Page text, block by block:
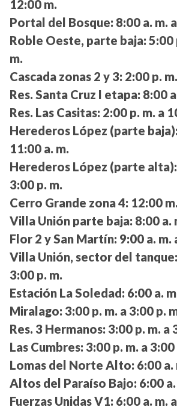
12:00 m.
Portal del Bosque: 8:00 a. m.
Roble Oeste, parte baja: 5:00
m.
Cascada zonas 2 y 3: 2:00 p.
Res. Santa Cruz I etapa: 8:00
Res. Las Casitas: 2:00 p. m. a
Herederos López (parte baja):
11:00 a. m.
Herederos López (parte alta):
3:00 p. m.
Cerro Grande zona 4: 12:00
Villa Unión parte baja: 8:00 a.
Flor 2 y San Martín: 9:00 a. m.
Villa Unión, sector del tanque:
3:00 p. m.
Estación La Soledad: 6:00 a.
Miralago: 3:00 p. m. a 3:00 p.
Res. 3 Hermanos: 3:00 p. m. a
Las Cumbres: 3:00 p. m. a 3:00
Lomas del Norte Alto: 6:00 a.
Altos del Paraíso Bajo: 6:00
Fuerzas Unidas V1: 6:00 a. m.